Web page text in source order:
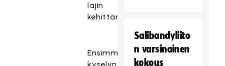
lajin
kehittämiseksi.
Ensimmäisiä
Salibandyliito
n varsinainen
kokous